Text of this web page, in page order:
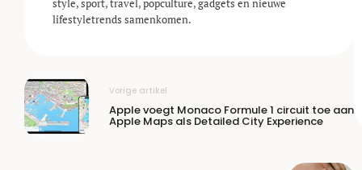
style, sport, travel, popculture, gadgets en nieuwe
lifestyle­trends samenkomen.
Vorige artikel
Apple voegt Monaco Formule 1 circuit toe aan
Apple Maps als Detailed City Experience